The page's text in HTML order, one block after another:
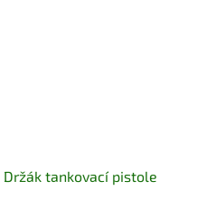
Držák tankovací pistole